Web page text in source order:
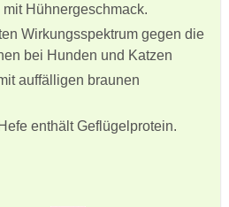
Hühnergeschmack.
Wirkungsspektrum gegen die
bei Hunden und Katzen
auffälligen braunen
enthält Geflügelprotein.